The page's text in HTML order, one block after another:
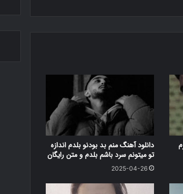
دانلود آهنگ منم بد بودنو بلدم اندازه
تو میتونم سرد باشم بلدم و متن رایگان
2025-04-26